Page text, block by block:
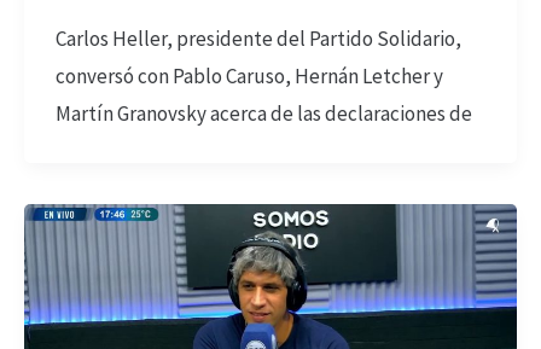
Carlos Heller, presidente del Partido Solidario,
conversó con Pablo Caruso, Hernán Letcher y
Martín Granovsky acerca de las declaraciones de